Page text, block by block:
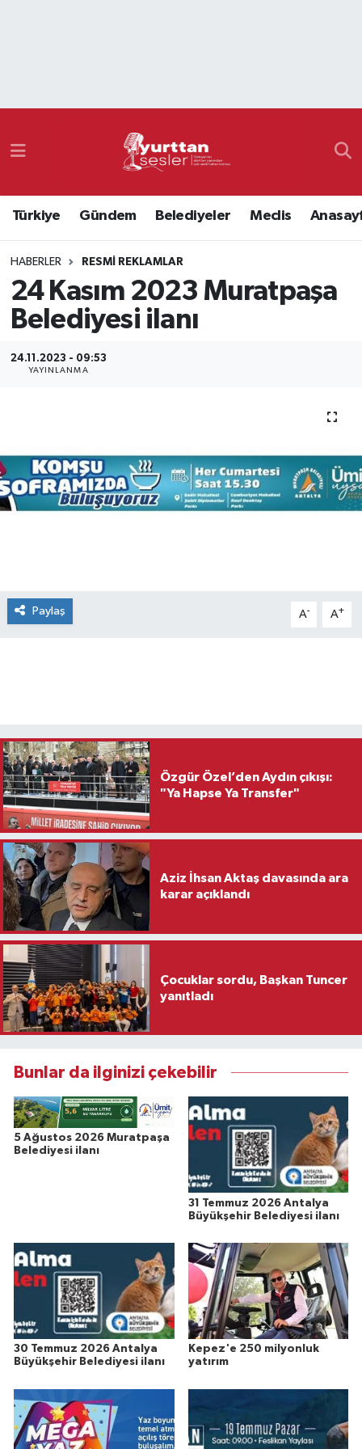
Türkiye Gündem Belediyeler Meclis
HABERLER RESMI REKLAMLAR
24 Kasım 2023 Muratpaşa
Belediyesi ilanı
24.11.2023 - 09:53
YAYINLANMA
Paylaş A- A+
Özgür Özel’den Aydın çıkışı:
"Ya Hapse Ya Transfer"
Aziz İhsan Aktaş davasında ara
karar açıklandı
Çocuklar sordu, Başkan Tuncer
yanıtladı
Bunlar da ilginizi çekebilir
5 Ağustos 2026 Muratpaşa
Belediyesi ilanı
31 Temmuz 2026 Antalya
Büyükşehir Belediyesi ilanı
30 Temmuz 2026 Antalya
Büyükşehir Belediyesi ilanı
Kepez'e 250 milyonluk
yatırım
Namaz Vakitleri
Süper Lig Puan Durumu ve Fikstür
Tüm Manşetler
Son Dakika Haberleri